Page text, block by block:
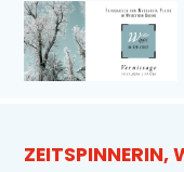
ZEITSPINNERIN,